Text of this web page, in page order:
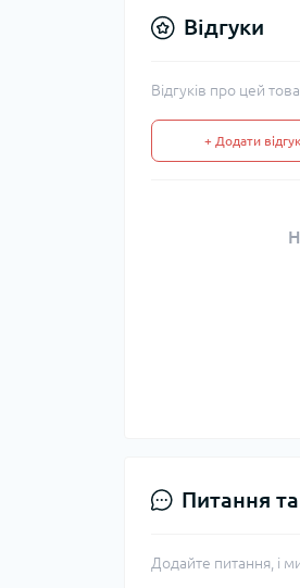
Відгуки
Відгуків про цей
+ Додати відгук
Питання та
Додайте питання, і